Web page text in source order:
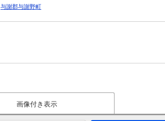
与謝郡与謝野町
画像付き表示